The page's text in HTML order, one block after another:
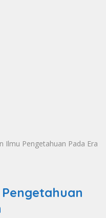
Ilmu Pengetahuan Pada Era